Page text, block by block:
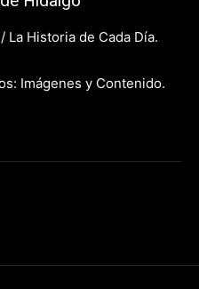
/ La Historia de Cada Día.
Imágenes y Contenido.